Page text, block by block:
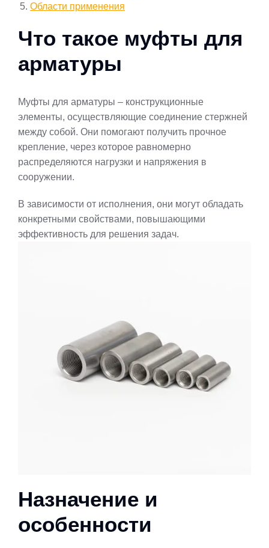
Области применения
Что такое муфты для
арматуры
Муфты для арматуры – конструкционные
элементы, осуществляющие соединение стержней
между собой. Они помогают получить прочное
крепление, через которое равномерно
распределяются нагрузки и напряжения в
сооружении.
В зависимости от исполнения, они могут обладать
конкретными свойствами, повышающими
эффективность для решения задач.
Назначение и
особенности